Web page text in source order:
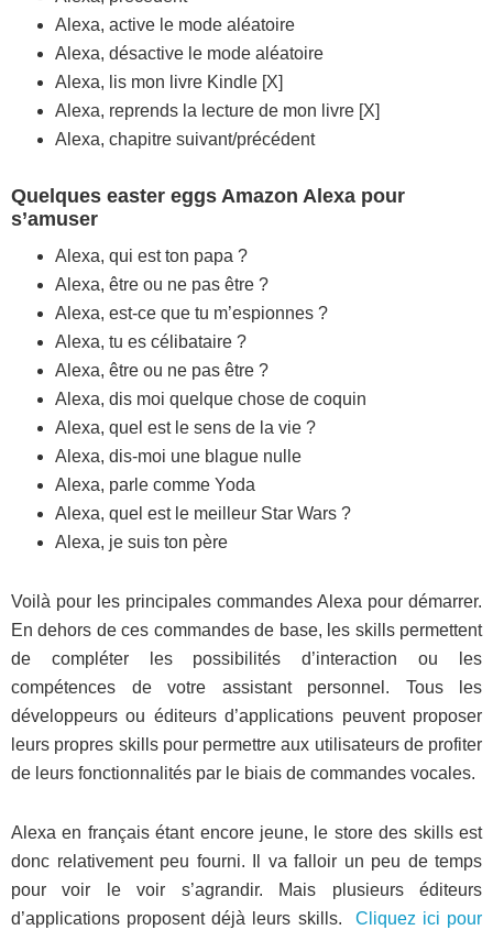
Alexa, active le mode aléatoire
Alexa, désactive le mode aléatoire
Alexa, lis mon livre Kindle [X]
Alexa, reprends la lecture de mon livre [X]
Alexa, chapitre suivant/précédent
Quelques easter eggs Amazon Alexa pour
s’amuser
Alexa, qui est ton papa ?
Alexa, être ou ne pas être ?
Alexa, est-ce que tu m’espionnes ?
Alexa, tu es célibataire ?
Alexa, être ou ne pas être ?
Alexa, dis moi quelque chose de coquin
Alexa, quel est le sens de la vie ?
Alexa, dis-moi une blague nulle
Alexa, parle comme Yoda
Alexa, quel est le meilleur Star Wars ?
Alexa, je suis ton père
Voilà pour les principales commandes Alexa pour démarrer.
En dehors de ces commandes de base, les skills permettent
de compléter les possibilités d’interaction ou les
compétences de votre assistant personnel. Tous les
développeurs ou éditeurs d’applications peuvent proposer
leurs propres skills pour permettre aux utilisateurs de profiter
de leurs fonctionnalités par le biais de commandes vocales.
Alexa en français étant encore jeune, le store des skills est
donc relativement peu fourni. Il va falloir un peu de temps
pour voir le voir s’agrandir. Mais plusieurs éditeurs
d’applications proposent déjà leurs skills. Cliquez ici pour